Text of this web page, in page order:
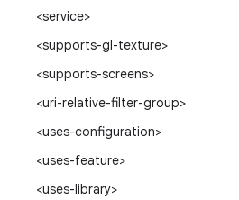
<service>
<supports-gl-texture>
<supports-screens>
<uri-relative-filter-group>
<uses-configuration>
<uses-feature>
<uses-library>